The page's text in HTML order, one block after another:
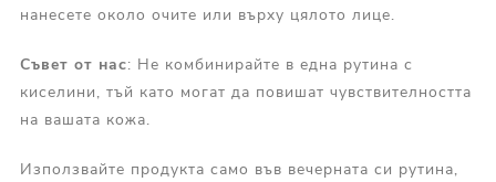
нанесете около очите или върху цялото лице.
Съвет от нас: Не комбинирайте в една рутина с
киселини, тъй като могат да повишат чувствителността
на вашата кожа.
Използвайте продукта само във вечерната си рутина,